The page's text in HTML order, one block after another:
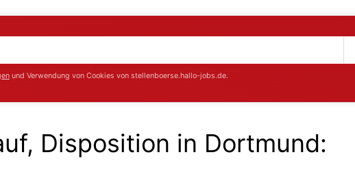
und Verwendung von Cookies von stellenboerse.hallo-jobs.de.
Disposition in Dortmund: